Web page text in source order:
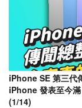
iPhone SE 第三代
iPhone 發表至今
(1/14)